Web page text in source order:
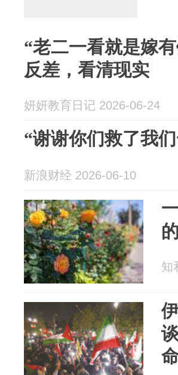
“老二一看就是嫁
反差，看清现实
妍妍教育日记 2026-06-24
“谢谢你们救了我
新浪财经 2026-06-10
知